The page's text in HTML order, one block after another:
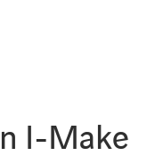
I-Make